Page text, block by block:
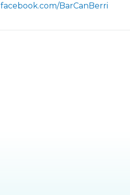
facebook.com/BarCanBerri